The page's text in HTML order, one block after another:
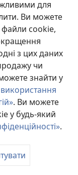
для
Ви можете
файли cookie,
з цих даних
чи
знайти у
. Ви можете
у будь-який
.